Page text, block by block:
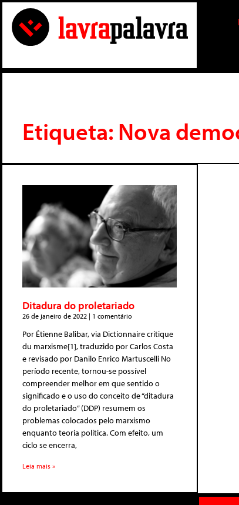
Etiqueta: Nova
Ditadura do proletariado
26 de janeiro de 2022 1 comentário
Por Étienne Balibar, via Dictionnaire critique
du marxisme[1], traduzido por Carlos Costa
e revisado por Danilo Enrico Martuscelli No
período recente, tornou-se possível
compreender melhor em que sentido o
significado e o uso do conceito de “ditadura
do proletariado” (DDP) resumem os
problemas colocados pelo marxismo
enquanto teoria política. Com efeito, um
ciclo se encerra,
Leia mais »